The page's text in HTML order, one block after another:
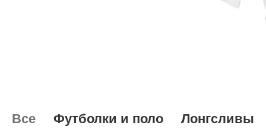
Все Футболки и поло
Лонгсливы